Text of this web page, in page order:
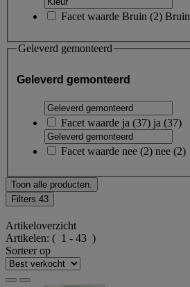
Facet waarde Bruin (2) Bruin
Geleverd gemonteerd
Geleverd gemonteerd
Facet waarde ja (37) ja (37)
Facet waarde nee (2) nee (2)
Toon alle producten.
Filters 43
Artikeloverzicht
Artikelen: ( 1 - 43 )
Sorteer op